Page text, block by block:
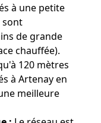
à une petite
sont
de grande
chauffée).
120 mètres
à Artenay en
meilleure